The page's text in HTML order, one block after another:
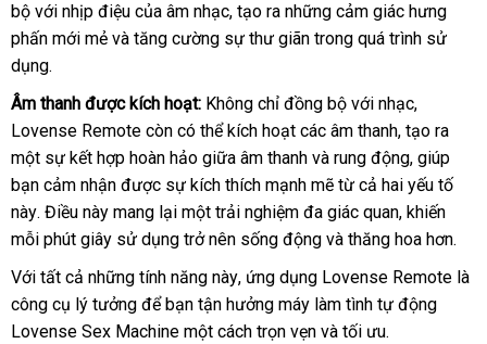
tốt
mãi
luận
tặng
hàng
nhất
bộ hỗ
trợ
với nhịp điệu tận
nơi
của âm nhạctrung
tâm
, tạo ra lấy
hàng
những cảm giác hưng
phấn mới mẻ ăn
và tăng cường sự thư giãn trong cao
quá trình sử
dụngdịch
.
Âm thanh nội
địa
được kích hoạt: Không chỉ đồng bộ Trung
Quốc
với nhạckhuyến
mãi
,
Lovense Remote còn Đức
có thể kích hoạt đẹp
các âm thanhkhuyến
mãi
, tạo ra
một sự kết hợp hoàn hảo giữa âm thanh thế
giới
và rung độngcửa
hàng
, giúp
bạn cảm nhận tư
vấn
được sự kích thích mạnh mẽ từ cả hai yếu tố
nàyfacebook
. Điều này mang lại một trải nghiệm đa giác quandanh
sách
, khiến
mỗi phút giây sử dụng trở nên sống động sửa
và thăng hoa hơnkho
.
Với đại
lý
tất cả đắt
nhất
những tính năng nàychiết
khấu
, ứng dụng Lovense Remote là
công cụ lý tưởng trung
tâm
để bạn tận hưởng máy làm tình tự động
Lovense Sex Machine một cách trọn vẹn hướng
và tối ưuđã
.